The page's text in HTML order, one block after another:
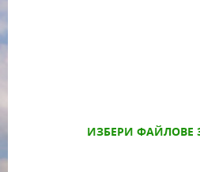
ИЗБЕРИ ФАЙЛОВЕ